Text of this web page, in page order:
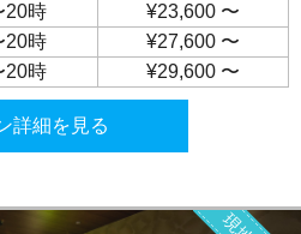
20時
¥23,600 〜
20時
¥27,600 〜
20時 ¥29,600 〜
詳細を見る